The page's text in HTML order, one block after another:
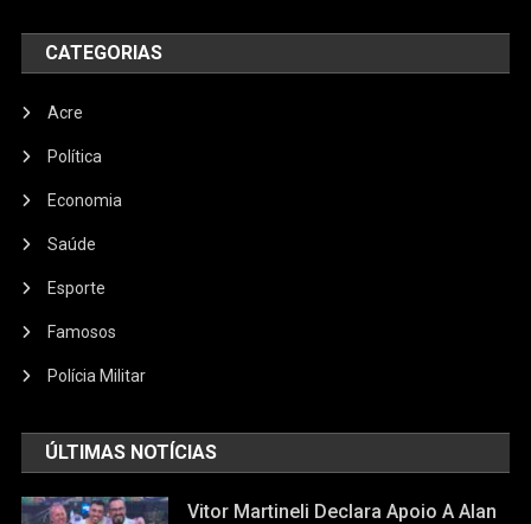
CATEGORIAS
Acre
Política
Economia
Saúde
Esporte
Famosos
Polícia Militar
ÚLTIMAS NOTÍCIAS
Vitor Martineli Declara Apoio A Alan